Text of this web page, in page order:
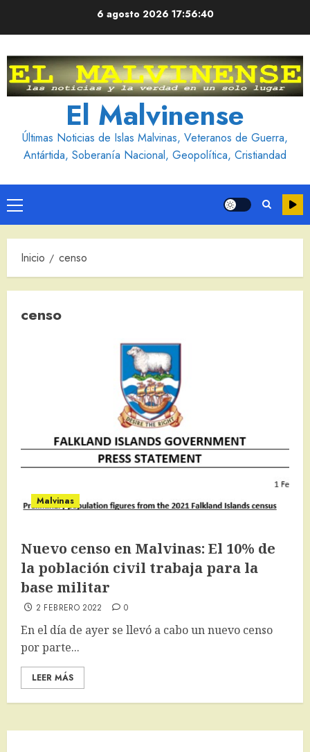
6 agosto 2026 17:56:40
El Malvinense
Últimas Noticias de Islas Malvinas, Veteranos de Guerra,
Antártida, Soberanía Nacional, Geopolítica, Cristiandad
Menú
principal
Inicio censo
censo
Malvinas
Nuevo censo en Malvinas: El 10% de
la población civil trabaja para la
base militar
2 FEBRERO 2022 0
En el día de ayer se llevó a cabo un nuevo censo
por parte...
LEER MÁS